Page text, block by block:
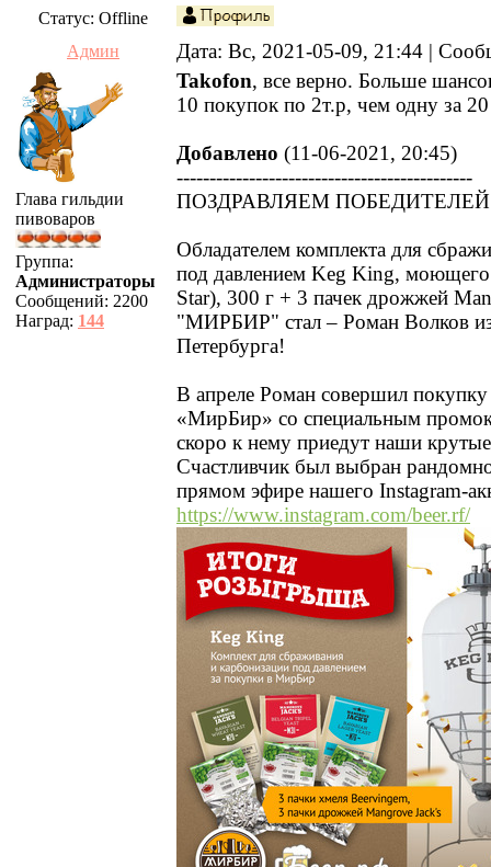
Статус: Offline
Админ
Дата: Вс, 2021-05-09, 21:44 |
Глава гильдии
пивоваров
Группа:
Администраторы
Сообщений: 2200
Наград: 144
Takofon, все верно. Больше
10 покупок по 2т.р, чем одну за
Добавлено (11-06-2021, 20:45)
---------------------------------------------
ПОЗДРАВЛЯЕМ
Обладателем комплекта для
под давлением Keg King, моющего
Star), 300 г + 3 пачек дрожжей
"МИРБИР" стал – Роман Волков
Петербурга!
В апреле Роман совершил покупку
«МирБир» со специальным
скоро к нему приедут наши
Счастливчик был выбран
прямом эфире нашего Instagram-
https://www.instagram.com/beer.rf/